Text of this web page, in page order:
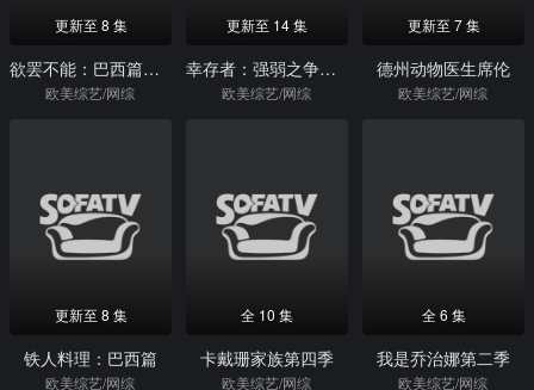
更新至 8 集
欲罢不能：巴西篇第二季
欧美综艺/网综
更新至 14 集
幸存者：强弱之争第三十七季
欧美综艺/网综
更新至 7 集
德州动物医生席伦
欧美综艺/网综
更新至 8 集
铁人料理：巴西篇
欧美综艺/网综
全 10 集
卡戴珊家族第四季
欧美综艺/网综
全 6 集
我是乔治娜第二季
欧美综艺/网综